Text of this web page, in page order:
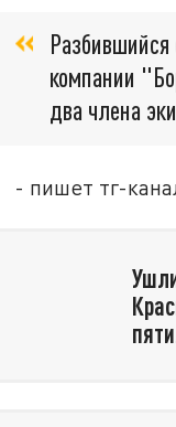
компании
два члена
- пишет тг-